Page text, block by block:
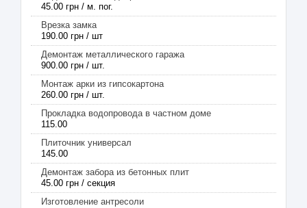
45.00 грн / м. пог.
Врезка замка
190.00 грн / шт
Демонтаж металлического гаража
900.00 грн / шт.
Монтаж арки из гипсокартона
260.00 грн / шт.
Прокладка водопровода в частном доме
115.00
Плиточник универсал
145.00
Демонтаж забора из бетонных плит
45.00 грн / секция
Изготовление антресоли